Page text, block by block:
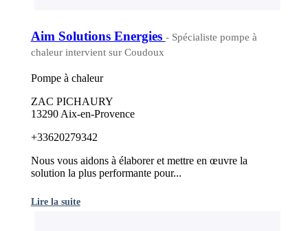
Aim Solutions Energies - Spécialiste pompe à
chaleur intervient sur Coudoux
Pompe à chaleur
ZAC PICHAURY
13290 Aix-en-Provence
+33620279342
Nous vous aidons à élaborer et mettre en œuvre la
solution la plus performante pour...
Lire la suite